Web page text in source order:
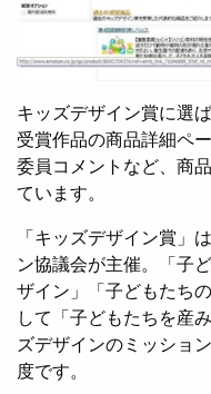
キッズデザイン賞に選
受賞作品の商品詳細ペ
委員コメントなど、商
ています。
「キッズデザイン賞」
ン協議会が主催。「子
ザイン」「子どもたち
して「子どもたちを産
ズデザインのミッショ
度です。